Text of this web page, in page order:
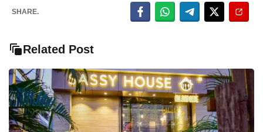
SHARE.
Related Post